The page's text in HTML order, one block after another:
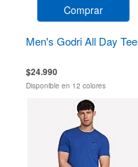
Comprar
Men's Godri All Day Tee
$24.990
Disponible en 12 colores